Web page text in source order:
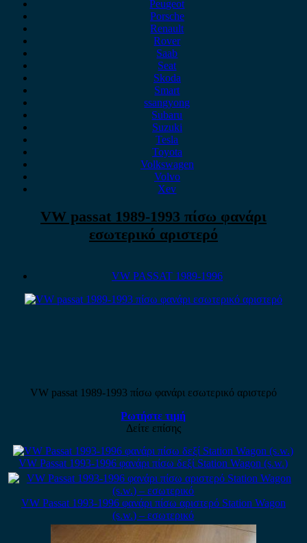
Peugeot
Porsche
Renault
Rover
Saab
Seat
Skoda
Smart
ssangyong
Subaru
Suzuki
Tesla
Toyota
Volkswagen
Volvo
Xev
VW passat 1989-1993 πίσω φανάρι
εσωτερικό αριστερό
VW PASSAT 1989-1996
VW passat 1989-1993 πίσω φανάρι εσωτερικό αριστερό
Ρωτήστε τιμή
Δείτε επίσης
VW Passat 1993-1996 φανάρι πίσω δεξί Station Wagon (s.w.)
VW Passat 1993-1996 φανάρι πίσω αριστερό Station Wagon
(s.w.) – εσωτερικό